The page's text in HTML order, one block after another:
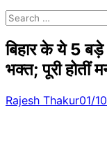
Search
बिहार के ये 5 बड़े
भक्त; पूरी होतीं
Rajesh Thakur01/